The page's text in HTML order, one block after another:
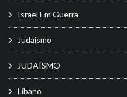
Israel Em Guerra
Judaismo
JUDAÍSMO
Líbano